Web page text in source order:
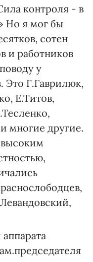
контроля - в
Но я мог бы
сотен
и работников
у
Это Г.Гаврилюк,
Е.Титов,
многие другие.